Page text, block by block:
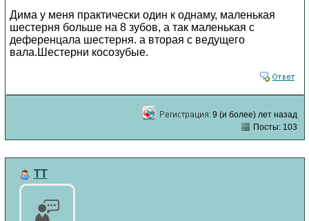
Дима у меня практически один к однаму, маленькая
шестерня больше на 8 зубов, а так маленькая с
деференцала шестерня. а вторая с ведущего
вала.Шестерни косозубые.
9 (и более) лет назад
Посты: 103
TT